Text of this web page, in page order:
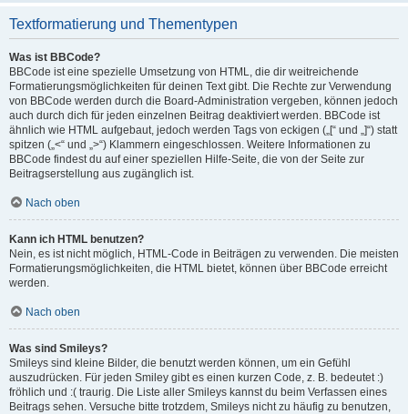
Textformatierung und Thementypen
Was ist BBCode?
BBCode ist eine spezielle Umsetzung von HTML, die dir weitreichende
Formatierungsmöglichkeiten für deinen Text gibt. Die Rechte zur Verwendung
von BBCode werden durch die Board-Administration vergeben, können jedoch
auch durch dich für jeden einzelnen Beitrag deaktiviert werden. BBCode ist
ähnlich wie HTML aufgebaut, jedoch werden Tags von eckigen („[“ und „]“) statt
spitzen („<“ und „>“) Klammern eingeschlossen. Weitere Informationen zu
BBCode findest du auf einer speziellen Hilfe-Seite, die von der Seite zur
Beitragserstellung aus zugänglich ist.
Nach oben
Kann ich HTML benutzen?
Nein, es ist nicht möglich, HTML-Code in Beiträgen zu verwenden. Die meisten
Formatierungsmöglichkeiten, die HTML bietet, können über BBCode erreicht
werden.
Nach oben
Was sind Smileys?
Smileys sind kleine Bilder, die benutzt werden können, um ein Gefühl
auszudrücken. Für jeden Smiley gibt es einen kurzen Code, z. B. bedeutet :)
fröhlich und :( traurig. Die Liste aller Smileys kannst du beim Verfassen eines
Beitrags sehen. Versuche bitte trotzdem, Smileys nicht zu häufig zu benutzen,